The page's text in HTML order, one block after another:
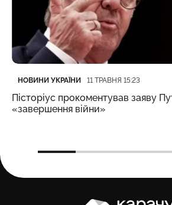
Категорія
НОВИНИ УКРАЇНИ
Дата публікації 11 ТРАВНЯ 15:23
Пісторіус прокоментував заяву
«завершення війни»
Карачун